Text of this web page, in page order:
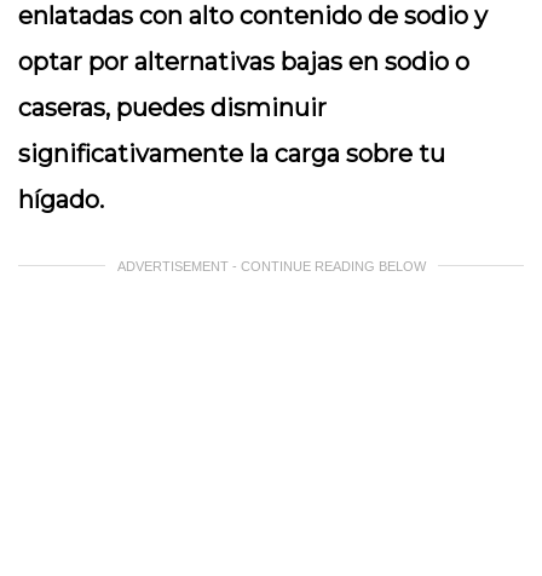
enlatadas con alto contenido de sodio y
optar por alternativas bajas en sodio o
caseras, puedes disminuir
significativamente la carga sobre tu
hígado.
ADVERTISEMENT - CONTINUE READING BELOW